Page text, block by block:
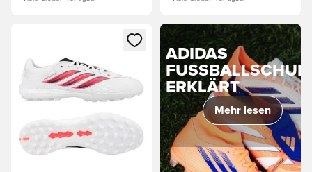
Öffnet ein Fenster zum Anmelden oder Registrieren als
ADIDAS
FUSSBALLSCHUHE
RKLÄRT
Mehr lesen